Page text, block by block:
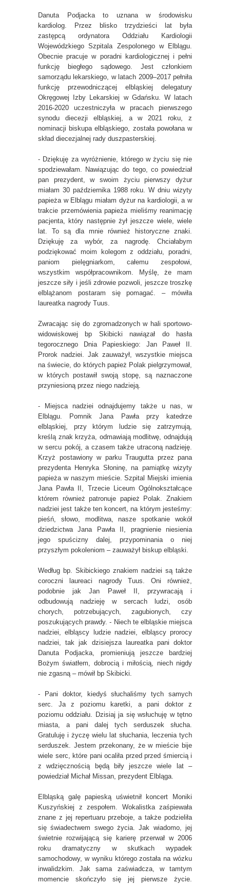
Danuta Podjacka to uznana w środowisku
kardiolog. Przez blisko trzydzieści lat była
zastępcą ordynatora Oddziału Kardiologii
Wojewódzkiego Szpitala Zespolonego w Elblągu.
Obecnie pracuje w poradni kardiologicznej i pełni
funkcję biegłego sądowego. Jest członkiem
samorządu lekarskiego, w latach 2009–2017 pełniła
funkcję przewodniczącej elbląskiej delegatury
Okręgowej Izby Lekarskiej w Gdańsku. W latach
2016-2020 uczestniczyła w pracach pierwszego
synodu diecezji elbląskiej, a w 2021 roku, z
nominacji biskupa elbląskiego, została powołana w
skład diecezjalnej rady duszpasterskiej.
- Dziękuję za wyróżnienie, którego w życiu się nie
spodziewałam. Nawiązując do tego, co powiedział
pan prezydent, w swoim życiu pierwszy dyżur
miałam 30 października 1988 roku. W dniu wizyty
papieża w Elblągu miałam dyżur na kardiologii, a w
trakcie przemówienia papieża mieliśmy reanimację
pacjenta, który następnie żył jeszcze wiele, wiele
lat. To są dla mnie również historyczne znaki.
Dziękuję za wybór, za nagrodę. Chciałabym
podziękować moim kolegom z oddziału, poradni,
paniom pielęgniarkom, całemu zespołowi,
wszystkim współpracownikom. Myślę, że mam
jeszcze siły i jeśli zdrowie pozwoli, jeszcze troszkę
elblążanom postaram się pomagać. – mówiła
laureatka nagrody Tuus.
Zwracając się do zgromadzonych w hali sportowo-
widowiskowej bp Skibicki nawiązał do hasła
tegorocznego Dnia Papieskiego: Jan Paweł II.
Prorok nadziei. Jak zauważył, wszystkie miejsca
na świecie, do których papież Polak pielgrzymował,
w których postawił swoją stopę, są naznaczone
przyniesioną przez niego nadzieją.
- Miejsca nadziei odnajdujemy także u nas, w
Elblągu. Pomnik Jana Pawła przy katedrze
elbląskiej, przy którym ludzie się zatrzymują,
kreślą znak krzyża, odmawiają modlitwę, odnajdują
w sercu pokój, a czasem także utraconą nadzieję.
Krzyż postawiony w parku Traugutta przez pana
prezydenta Henryka Słoninę, na pamiątkę wizyty
papieża w naszym mieście. Szpital Miejski imienia
Jana Pawła II, Trzecie Liceum Ogólnokształcące
którem również patronuje papież Polak. Znakiem
nadziei jest także ten koncert, na którym jesteśmy:
pieśń, słowo, modlitwa, nasze spotkanie wokół
dziedzictwa Jana Pawła II, pragnienie niesienia
jego spuścizny dalej, przypominania o niej
przyszłym pokoleniom – zauważył biskup elbląski.
Według bp. Skibickiego znakiem nadziei są także
coroczni laureaci nagrody Tuus. Oni również,
podobnie jak Jan Paweł II, przywracają i
odbudowują nadzieję w sercach ludzi, osób
chorych, potrzebujących, zagubionych, czy
poszukujących prawdy. - Niech te elbląskie miejsca
nadziei, elbląscy ludzie nadziei, elbląscy prorocy
nadziei, tak jak dzisiejsza laureatka pani doktor
Danuta Podjacka, promieniują jeszcze bardziej
Bożym światłem, dobrocią i miłością, niech nigdy
nie zgasną – mówił bp Skibicki.
- Pani doktor, kiedyś słuchaliśmy tych samych
serc. Ja z poziomu karetki, a pani doktor z
poziomu oddziału. Dzisiaj ja się wsłuchuję w tętno
miasta, a pani dalej tych serduszek słucha.
Gratuluję i życzę wielu lat słuchania, leczenia tych
serduszek. Jestem przekonany, że w mieście bije
wiele serc, które pani ocaliła przed przed śmiercią i
z wdzięcznością będą biły jeszcze wiele lat –
powiedział Michał Missan, prezydent Elbląga.
Elbląską galę papieską uświetnił koncert Moniki
Kuszyńskiej z zespołem. Wokalistka zaśpiewała
znane z jej repertuaru przeboje, a także podzieliła
się świadectwem swego życia. Jak wiadomo, jej
świetnie rozwijającą się karierę przerwał w 2006
roku dramatyczny w skutkach wypadek
samochodowy, w wyniku którego została na wózku
inwalidzkim. Jak sama zaświadcza, w tamtym
momencie skończyło się jej pierwsze życie.